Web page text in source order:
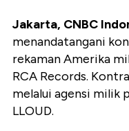
Jakarta, CNBC
menandatangani
rekaman Amerika
RCA Records.
melalui agensi milik
LLOUD.